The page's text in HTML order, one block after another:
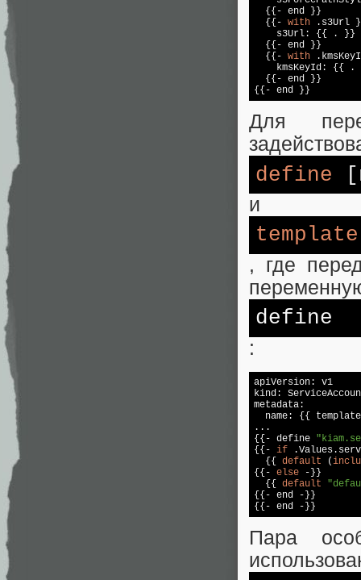
  {{- end }}
  {{-
with .s3Url
    s3Url: {{ . }}
  {{- end }}
  {{-
with
kmsKeyId: {{ .
  {{- end }}
Для
define
и
template
, где
define
:
apiVersion: v1
kind:
metadata:
name: {{
...
{{- define
{{- if
  {{
default (
{{- else -}}
  {{
default
{{- end -}}
Пара